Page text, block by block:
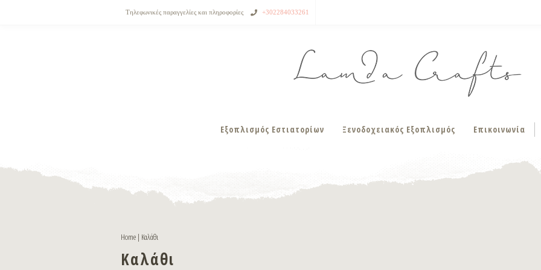
Τηλεφωνικές παραγγελίες και πληροφορίες +302284033261
Εξοπλισμός Εστιατορίων Ξενοδοχειακός Εξοπλισμός Επικοινωνία
Home | Καλάθι
Καλάθι